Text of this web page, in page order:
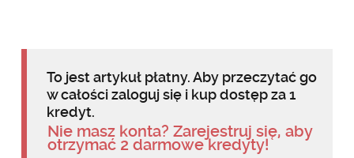
To jest artykuł płatny. Aby przeczytać go
w całości zaloguj się i kup dostęp za 1
kredyt.
Nie masz konta? Zarejestruj się, aby
otrzymać 2 darmowe kredyty!